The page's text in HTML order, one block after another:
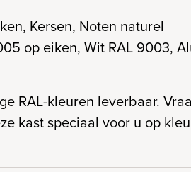
Kersen, Noten naturel
op eiken, Wit RAL 9003,
RAL-kleuren leverbaar.
kast speciaal voor u op